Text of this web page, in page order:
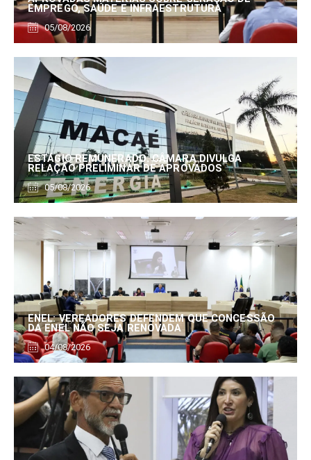
EMPREGO, SAÚDE E INFRAESTRUTURA
05/08/2026
ESTÁGIO REMUNERADO: CÂMARA DIVULGA
RELAÇÃO PRELIMINAR DE APROVADOS
05/08/2026
ENEL: VEREADORES DEFENDEM QUE CONCESSÃO
DA ENEL NÃO SEJA RENOVADA
04/08/2026